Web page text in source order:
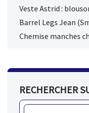
Veste Astrid :
Barrel Legs Jean
Chemise manches
RECHERCHER